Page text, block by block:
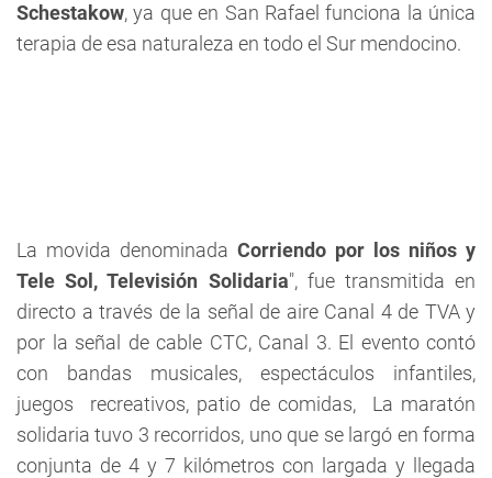
Schestakow, ya que en San Rafael funciona la única
terapia de esa naturaleza en todo el Sur mendocino.
La movida denominada  Corriendo por los niños y
Tele Sol, Televisión Solidaria", fue transmitida en
directo a través de la señal de aire Canal 4 de TVAy
por la señal de cable CTC, Canal 3. El evento contó
con bandas musicales, espectáculos infantiles,
juegos recreativos, patio de comidas, La maratón
solidaria tuvo 3 recorridos, uno que se largó en forma
conjunta de 4 y 7 kilómetros con largada y llegada